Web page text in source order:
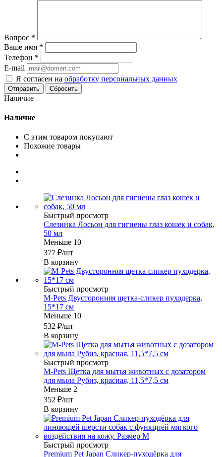
Вопрос *
Ваше имя *
Телефон *
E-mail
Я согласен на обработку персональных данных
Сбросить
Наличие
Наличие
С этим товаром покупают
Похожие товары
Быстрый просмотр
Слезинка Лосьон для гигиены глаз кошек и собак,
50 мл
Меньше 10
377 ₽/шт
В корзину
Быстрый просмотр
M-Pets Двусторонняя щетка-сликер пуходерка,
15*17 см
Меньше 10
532 ₽/шт
В корзину
Быстрый просмотр
M-Pets Щетка для мытья животных с дозатором
для мыла Рубиз, красная, 11,5*7,5 см
Меньше 2
352 ₽/шт
В корзину
Быстрый просмотр
Premium Pet Japan Сликер-пуходёрка для